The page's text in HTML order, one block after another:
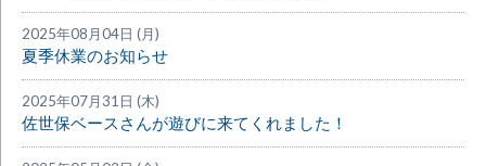
2025年08月04日 (月)
夏季休業のお知らせ
2025年07月31日 (木)
佐世保ベースさんが遊びに来てくれました！